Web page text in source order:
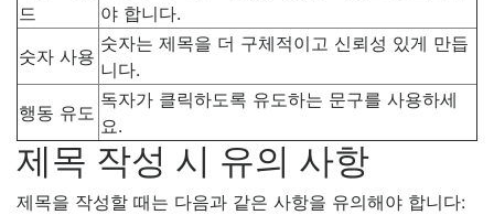
드
야 합니다.
숫자 사용
숫자는 제목을 더 구체적이고 신뢰성 있게 만듭
니다.
행동 유도
독자가 클릭하도록 유도하는 문구를 사용하세
요.
제목 작성 시 유의 사항
제목을 작성할 때는 다음과 같은 사항을 유의해야 합니다: